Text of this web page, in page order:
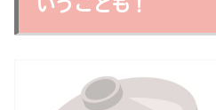
いうことも！